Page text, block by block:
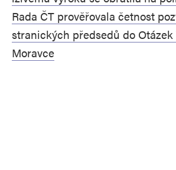
Rada ČT prověřovala četnost
stranických předsedů do Otázek
Moravce